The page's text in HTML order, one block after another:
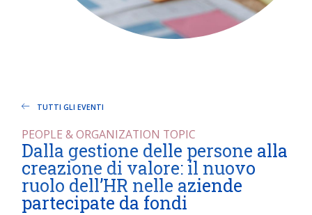
TUTTI GLI EVENTI
PEOPLE & ORGANIZATION TOPIC
Dalla gestione delle persone alla
creazione di valore: il nuovo
ruolo dell’HR nelle aziende
partecipate da fondi